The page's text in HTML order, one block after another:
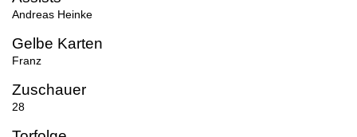
Andreas Heinke
Gelbe Karten
Franz
Zuschauer
28